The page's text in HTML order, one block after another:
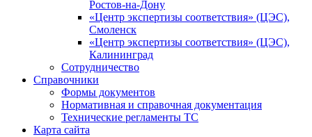
Ростов-на-Дону
«Центр экспертизы соответствия» (ЦЭС),
Смоленск
«Центр экспертизы соответствия» (ЦЭС),
Калининград
Сотрудничество
Справочники
Формы документов
Нормативная и справочная документация
Технические регламенты ТС
Карта сайта